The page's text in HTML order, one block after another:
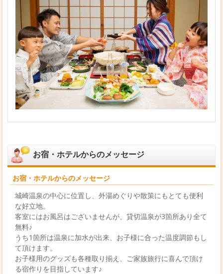
お宿・ホテルからのメッセージ
お宿・ホテルからのメッセージ
城崎温泉の中心に位置し、外湯めぐりや散策にもとても便利
な好立地。
客室にはお風呂はございませんが、貸切温泉が3箇所あり全て
無料♪
うち1箇所は温泉に加水が出来、お子様に合った温度調節もし
て頂けます。
お子様用のグッズも各種取り揃え、ご家族旅行に喜んで頂け
る宿作りを目指しています♪